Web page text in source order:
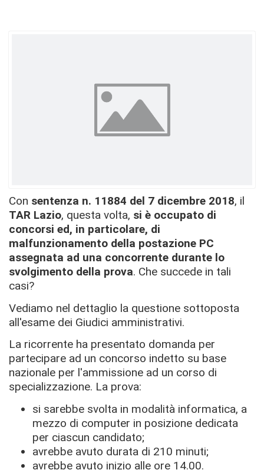
Con sentenza n. 11884 del 7 dicembre 2018, il
TAR Lazio, questa volta, si è occupato di
concorsi ed, in particolare, di
malfunzionamento della postazione PC
assegnata ad una concorrente durante lo
svolgimento della prova. Che succede in tali
casi?
Vediamo nel dettaglio la questione sottoposta
all'esame dei Giudici amministrativi.
La ricorrente ha presentato domanda per
partecipare ad un concorso indetto su base
nazionale per l'ammissione ad un corso di
specializzazione. La prova:
si sarebbe svolta in modalità informatica, a
mezzo di computer in posizione dedicata
per ciascun candidato;
avrebbe avuto durata di 210 minuti;
avrebbe avuto inizio alle ore 14.00.